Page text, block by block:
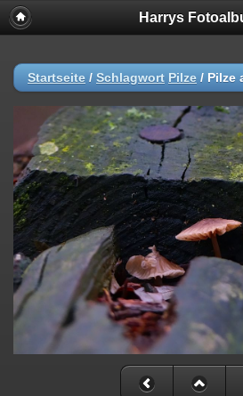
Harrys
Startseite / Schlagwort Pilze / Pilze